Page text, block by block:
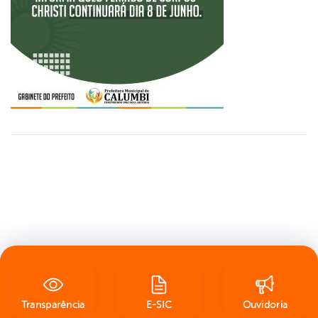
Transparência E-SIC Ouvidoria